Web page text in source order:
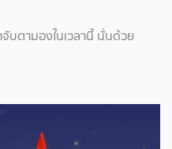
บตามองในเวลานี้ นั่นด้วย